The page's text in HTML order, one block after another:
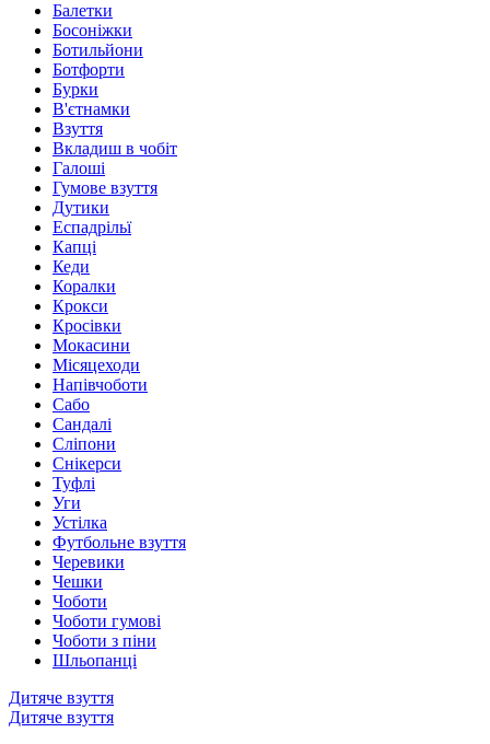
Балетки
Босоніжки
Ботильйони
Ботфорти
Бурки
В'єтнамки
Взуття
Вкладиш в чобіт
Галоші
Гумове взуття
Дутики
Еспадрільї
Капці
Кеди
Коралки
Крокси
Кросівки
Мокасини
Місяцеходи
Напівчоботи
Сабо
Сандалі
Сліпони
Снікерси
Туфлі
Уги
Устілка
Футбольне взуття
Черевики
Чешки
Чоботи
Чоботи гумові
Чоботи з піни
Шльопанці
Дитяче взуття
Дитяче взуття